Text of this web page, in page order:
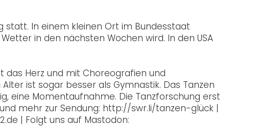
statt. In einem kleinen Ort im Bundesstaat
in den nächsten Wochen wird. In den USA
das Herz und mit Choreografien und
ist sogar besser als Gymnastik. Das Tanzen
eine Momentaufnahme. Die Tanzforschung erst
mehr zur Sendung: http://swr.li/tanzen-glück |
| Folgt uns auf Mastodon: